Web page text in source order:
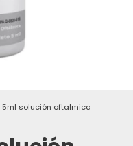
5ml solución oftalmica